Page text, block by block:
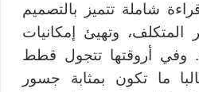
شاملة تتميز بالتصميم
المتكلف، وتهيئ إمكانيات
وفي أروقتها تتجول قطط
ما تكون بمثابة جسور